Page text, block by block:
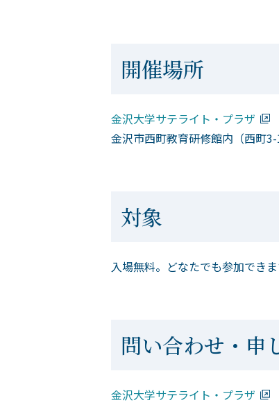
開催場所
金沢大学サテライト・プラザ
金沢市西町教育研修館内（西町3-
対象
入場無料。どなたでも参加できま
問い合わせ・申
金沢大学サテライト・プラザ